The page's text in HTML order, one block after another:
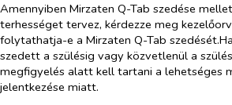
Amennyiben Mirzaten Q-Tab szedése
terhességet tervez, kérdezze meg
folytathatja-e a Mirzaten Q-Tab
szedett a szülésig vagy közvetlenül a
megfigyelés alatt kell tartani a lehetséges
jelentkezése miatt.